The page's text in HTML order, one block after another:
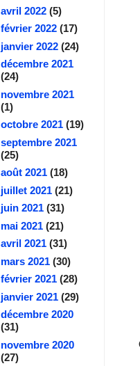
avril 2022 (5)
février 2022 (17)
janvier 2022 (24)
décembre 2021
(24)
novembre 2021
(1)
octobre 2021 (19)
septembre 2021
(25)
août 2021 (18)
juillet 2021 (21)
juin 2021 (31)
mai 2021 (21)
avril 2021 (31)
mars 2021 (30)
février 2021 (28)
janvier 2021 (29)
décembre 2020
(31)
novembre 2020
(27)